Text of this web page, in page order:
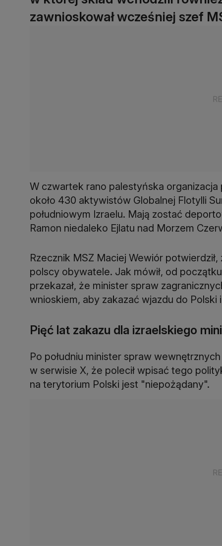
zawnioskował wcześniej szef
W czwartek rano palestyńska organizacja
około 430 aktywistów Globalnej Flotylli
południowym Izraelu. Mają zostać
Ramon niedaleko Ejlatu nad Morzem
Rzecznik MSZ Maciej Wewiór
polscy obywatele. Jak mówił, od
przekazał, że minister spraw
wnioskiem, aby zakazać wjazdu do
Pięć lat zakazu dla izraelskiego
Po południu minister spraw
w serwisie X, że polecił wpisać tego
na terytorium Polski jest "niepożądany".